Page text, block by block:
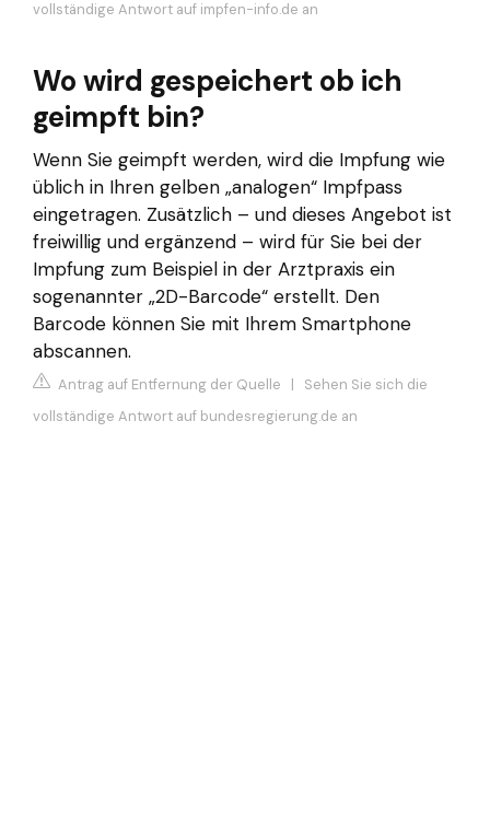
vollständige Antwort auf impfen-info.de an
Wo wird gespeichert ob ich
geimpft bin?
Wenn Sie geimpft werden, wird die Impfung wie
üblich in Ihren gelben „analogen“ Impfpass
eingetragen. Zusätzlich – und dieses Angebot ist
freiwillig und ergänzend – wird für Sie bei der
Impfung zum Beispiel in der Arztpraxis ein
sogenannter „2D-Barcode“ erstellt. Den
Barcode können Sie mit Ihrem Smartphone
abscannen.
Antrag auf Entfernung der Quelle | Sehen Sie sich die
vollständige Antwort auf bundesregierung.de an